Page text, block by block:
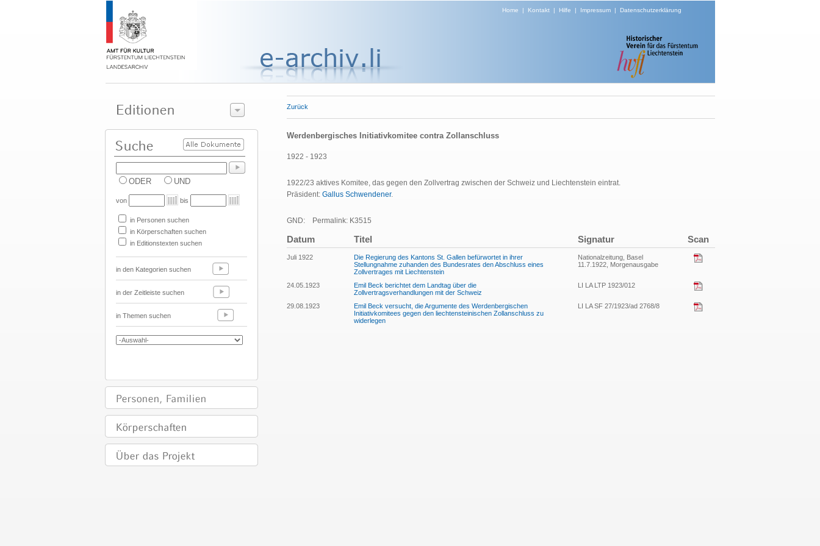
Home | Kontakt| Hilfe | Impressum| Datenschutzerklärung
ODER UND
von bis
in Personen suchen
in Körperschaften suchen
in Editionstexten suchen
in den Kategorien suchen
in der Zeitleiste suchen
in Themen suchen
Zurück
Werdenbergisches Initiativkomitee contra Zollanschluss
1922 - 1923
1922/23 aktives Komitee, das gegen den Zollvertrag zwischen der Schweiz und Liechtenstein eintrat.
Präsident: Gallus Schwendener.
GND: Permalink: K3515
Datum Titel Signatur Scan
Juli 1922
Die Regierung des Kantons St. Gallen befürwortet in ihrer
Stellungnahme zuhanden des Bundesrates den Abschluss eines
Zollvertrages mit Liechtenstein
Nationalzeitung, Basel
11.7.1922, Morgenausgabe
24.05.1923
Emil Beck berichtet dem Landtag über die
Zollvertragsverhandlungen mit der Schweiz
LI LA LTP 1923/012
29.08.1923
Emil Beck versucht, die Argumente des Werdenbergischen
Initiativkomitees gegen den liechtensteinischen Zollanschluss zu
widerlegen
LI LA SF 27/1923/ad 2768/8